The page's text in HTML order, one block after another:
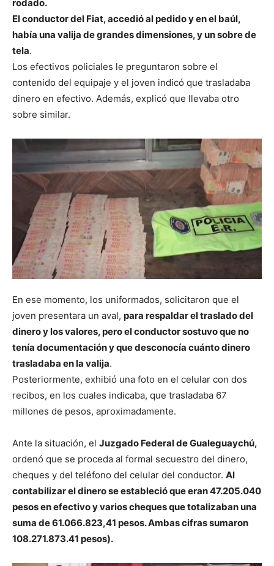
rodado.
El conductor del Fiat, accedió al pedido y en el baúl,
había una valija de grandes dimensiones, y un sobre de
tela.
Los efectivos policiales le preguntaron sobre el
contenido del equipaje y el joven indicó que trasladaba
dinero en efectivo. Además, explicó que llevaba otro
sobre similar.
En ese momento, los uniformados, solicitaron que el
joven presentara un aval, para respaldar el traslado del
dinero y los valores, pero el conductor sostuvo que no
tenía documentación y que desconocía cuánto dinero
trasladaba en la valija.
Posteriormente, exhibió una foto en el celular con dos
recibos, en los cuales indicaba, que trasladaba 67
millones de pesos, aproximadamente.
Ante la situación, el Juzgado Federal de Gualeguaychú,
ordenó que se proceda al formal secuestro del dinero,
cheques y del teléfono del celular del conductor. Al
contabilizar el dinero se estableció que eran 47.205.040
pesos en efectivo y varios cheques que totalizaban una
suma de 61.066.823,41 pesos. Ambas cifras sumaron
108.271.873.41 pesos).